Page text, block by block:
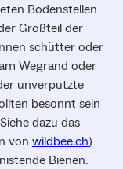
Bodenstellen
Großteil der
schütter oder
Wegrand oder
unverputzte
besonnt sein
dazu das
von wildbee.ch)
Bienen.